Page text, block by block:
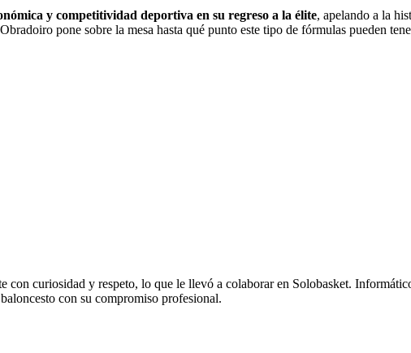
y competitividad deportiva en su regreso a la élite, apelando a la
pone sobre la mesa hasta qué punto este tipo de fórmulas pueden
curiosidad y respeto, lo que le llevó a colaborar en Solobasket.
con su compromiso profesional.